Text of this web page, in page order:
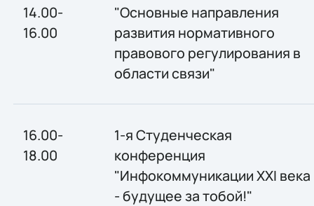
14.00-
16.00
"Основные направления
развития нормативного
правового регулирования в
области связи"
16.00-
18.00
1-я Студенческая
конференция
"Инфокоммуникации XXI века
- будущее за тобой!"